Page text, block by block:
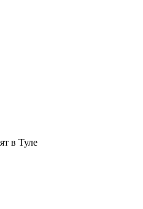
в Туле